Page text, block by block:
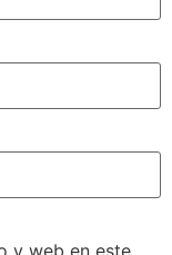
y web en este